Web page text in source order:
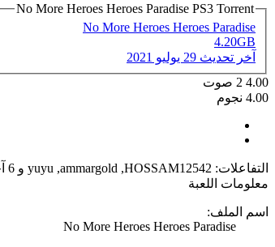
No More Heroes Heroes Paradise PS3 Torrent
No More Heroes Heroes Paradise
4.20GB
آخر تحديث 29 يوليو 2021
4.00
2 صوت
4.00 نجوم
التفاعلات: HOSSAM12542
,
ammargold
,
yuyu و 6 آخرين
معلومات اللعبة
اسم الملف:
No More Heroes Heroes Paradise